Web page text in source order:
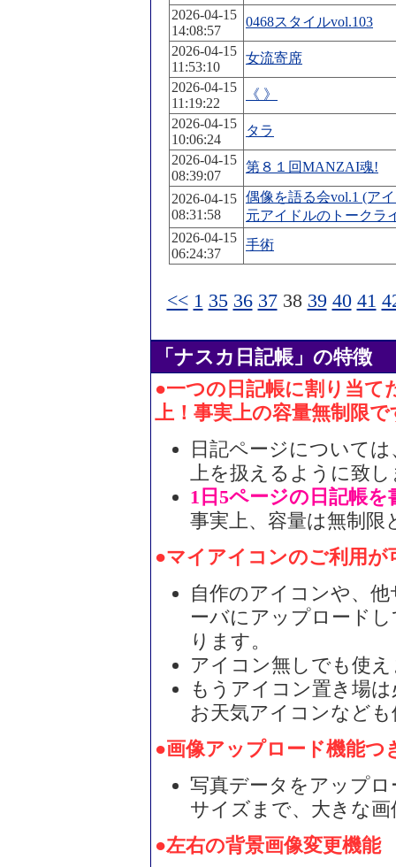
2026-04-15
14:08:57
0468スタイルvol.103
2026-04-15
11:53:10
女流寄席
2026-04-15
11:19:22
《 》
2026-04-15
10:06:24
タラ
2026-04-15
08:39:07
第８１回MANZAI魂!
2026-04-15
08:31:58
偶像を語る会vol.1 (ア
元アイドルのトークラ
2026-04-15
06:24:37
手術
<< 1 35 36 3738 39 40 41
「ナスカ日記帳」の特徴
●一つの日記帳に割り当て
上！事実上の容量無制限で
日記ページについて
上を扱えるように致
1日5ページの日記帳
事実上、容量は無制
●マイアイコンのご利用が
自作のアイコンや、
ーバにアップロード
ります。
アイコン無しでも使
もうアイコン置き場
お天気アイコンなど
●画像アップロード機能つ
写真データをアップロ
サイズまで、大きな
●左右の背景画像変更機能